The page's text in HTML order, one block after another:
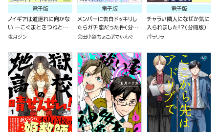
電子版
ノイギアは道連れに向かな
い ―こぐまときつねと願
いの器―
夜月ジン
電子版
メンバーに告白ドッキリし
たらガチ恋だった件（分冊
版）
会田小路ちょこぷでぃんぐ
電子版
チャラい隣人になぜか気に
入られました!?（分冊版）
パラリラ